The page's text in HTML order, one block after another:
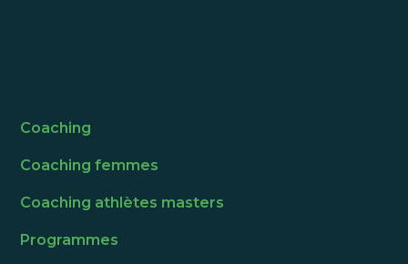
Coaching
Coaching femmes
Coaching athlètes masters
Programmes